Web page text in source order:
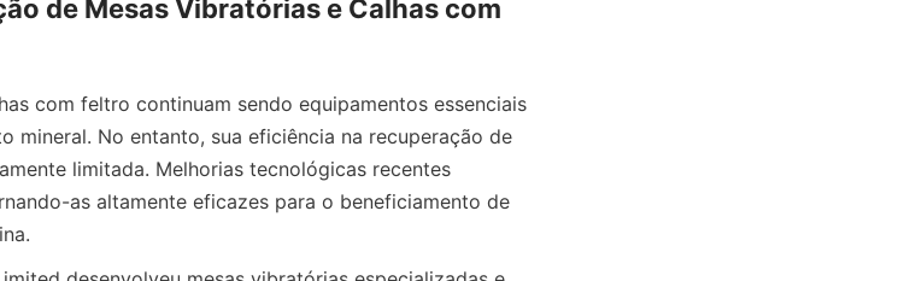
de Mesas Vibratórias e Calhas com
com feltro continuam sendo equipamentos essenciais
mineral. No entanto, sua eficiência na recuperação de
limitada. Melhorias tecnológicas recentes
as altamente eficazes para o beneficiamento de